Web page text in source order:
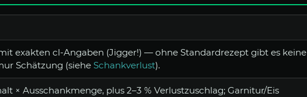
exakten cl-Angaben (Jigger!) — ohne Standardrezept gibt es keine
Schätzung (siehe Schankverlust).
× Ausschankmenge, plus 2–3 % Verlustzuschlag; Garnitur/Eis